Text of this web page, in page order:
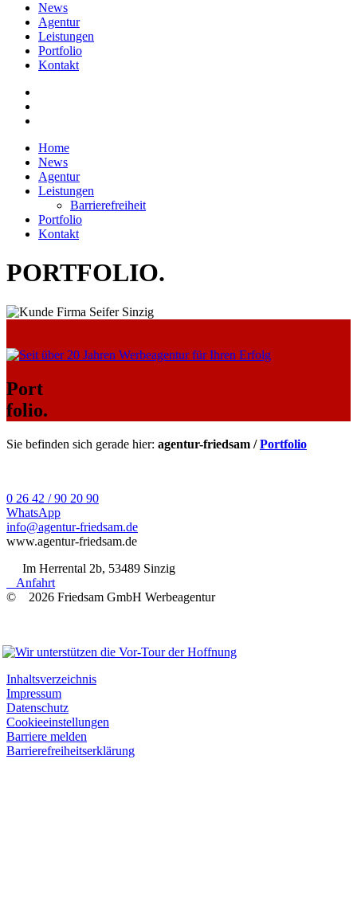
News
Agentur
Leistungen
Portfolio
Kontakt
Home
News
Agentur
Leistungen
Barrierefreiheit
Portfolio
Kontakt
PORTFOLIO.
Port
folio.
Sie befinden sich gerade hier: agentur-friedsam /Portfolio
0 26 42 / 90 20 90
WhatsApp
info@agentur-friedsam.de
www.agentur-friedsam.de
Im Herrental 2b, 53489 Sinzig
Anfahrt
© 2026 Friedsam GmbH Werbeagentur
Inhaltsverzeichnis
Impressum
Datenschutz
Cookieeinstellungen
Barriere melden
Barrierefreiheitserklärung